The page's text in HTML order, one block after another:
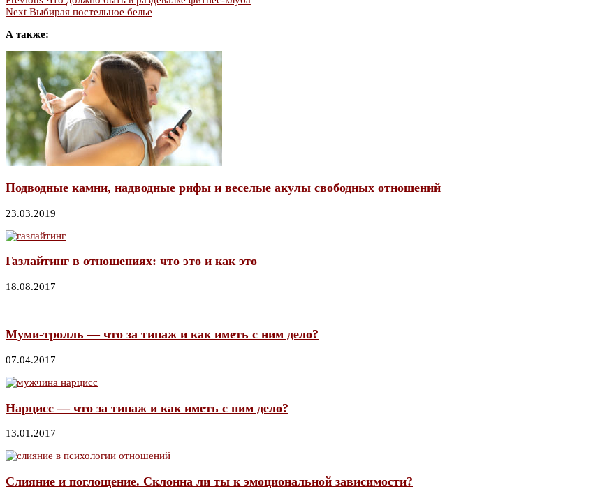
Next Выбирая постельное белье
А также:
Подводные камни, надводные рифы и веселые акулы свободных отношений
23.03.2019
Газлайтинг в отношениях: что это и как это
18.08.2017
Муми-тролль — что за типаж и как иметь с ним дело?
07.04.2017
Нарцисс — что за типаж и как иметь с ним дело?
13.01.2017
Слияние и поглощение. Склонна ли ты к эмоциональной зависимости?